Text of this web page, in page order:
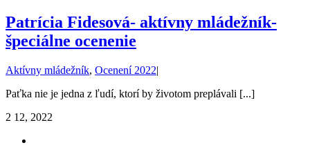
Patrícia Fidesová- aktívny mládežník-
špeciálne ocenenie
Aktívny mládežník, Ocenení 2022|
Paťka nie je jedna z ľudí, ktorí by životom preplávali [...]
2 12, 2022